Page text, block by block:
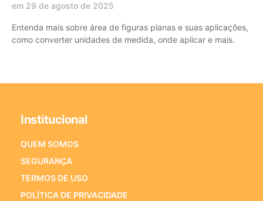
em 29 de agosto de 2025
Entenda mais sobre área de figuras planas e suas aplicações,
como converter unidades de medida, onde aplicar e mais.
Institucional
QUEM SOMOS
SEGURANÇA
TERMOS DE USO
POLÍTICA DE PRIVACIDADE